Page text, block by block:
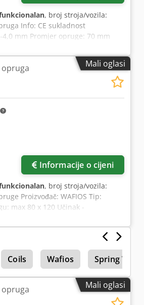
, broj stroja/vozila:
Info: CE sukladnost
4,0 mm Promjer opruge: 70 mm
Cjdpswi S E Rofx Amaorf
Mali oglasi
Informacije o cijeni
, broj stroja/vozila:
Proizvođač: WAFIOS Tip:
max 80 x 120 Učinak -
Coils Wafios Spring Wafios
Mali oglasi